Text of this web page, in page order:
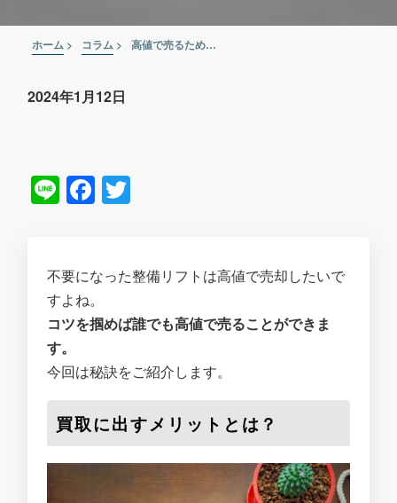
ホーム > コラム > 高値で売るための秘訣を紹介！不要になった整備リフトは買取に出そう
2024年1月12日
LineFacebook
不要になった整備リフトは高値で売却したいで
すよね。
コツを掴めば誰でも高値で売ることができま
す。
今回は秘訣をご紹介します。
買取に出すメリットとは？